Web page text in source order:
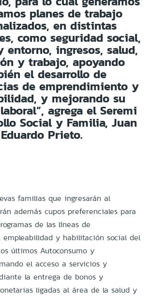
planes de trabajo
en distintas
como seguridad social,
ingresos, salud,
y trabajo, apoyando
el desarrollo de
de emprendimiento y
y mejorando su
agrega el Seremi
Social y Familia, Juan
Eduardo Prieto.
familias que ingresarán al
además cupos preferenciales para
de las líneas de
empleabilidad y habilitación social del
últimos Autoconsumo y
el acceso a servicios y
la entrega de bonos y
ligadas al área de la salud y